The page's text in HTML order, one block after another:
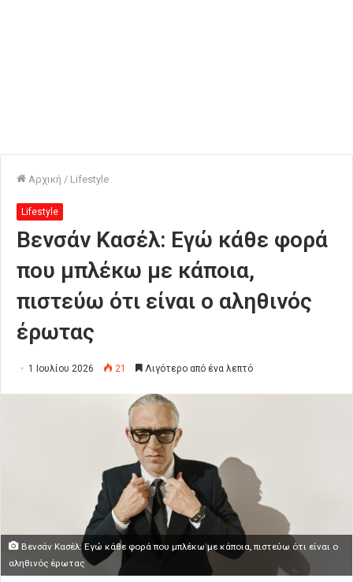
Αρχική / Lifestyle
Lifestyle
Βενσάν Κασέλ: Εγώ κάθε φορά
που μπλέκω με κάποια,
πιστεύω ότι είναι ο αληθινός
έρωτας
1 Ιουλίου 2026 21 Λιγότερο από ένα λεπτό
Βενσάν Κασέλ: Εγώ κάθε φορά που μπλέκω με κάποια, πιστεύω ότι είναι ο
αληθινός έρωτας